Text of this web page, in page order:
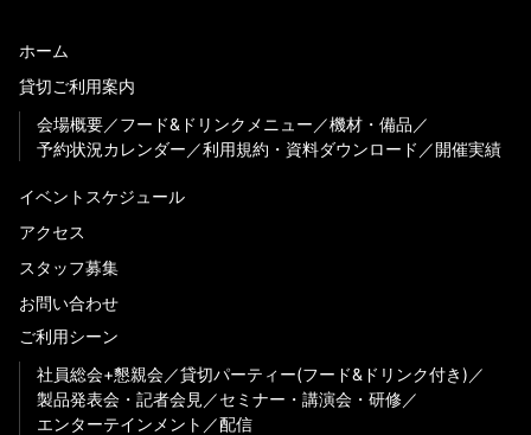
ホーム
貸切ご利用案内
会場概要
フード&ドリンクメニュー
機材・備品
予約状況カレンダー
利用規約・資料ダウンロード 開催実績
イベントスケジュール
アクセス
スタッフ募集
お問い合わせ
ご利用シーン
社員総会+懇親会
貸切パーティー(フード&ドリンク付き)
製品発表会・記者会見
セミナー・講演会・研修
エンターテインメント
配信